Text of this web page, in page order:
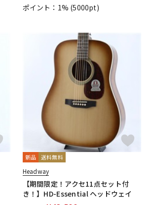
ポイント：1% (5000pt)
新品 送料無料
Headway
【期間限定！アクセ11点セット付
き！】HD-Essential ヘッドウェイ